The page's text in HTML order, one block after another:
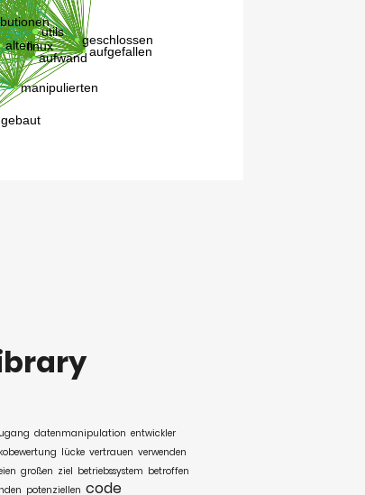
datenmanipulation entwickler
lücke vertrauen verwenden
großen ziel betriebssystem betroffen
potenziellen code